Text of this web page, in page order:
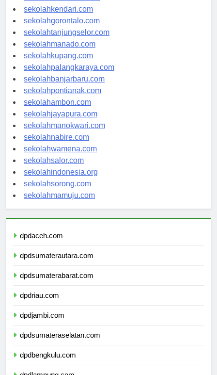
sekolahmakassar.com
sekolahkendari.com
sekolahgorontalo.com
sekolahtanjungselor.com
sekolahmanado.com
sekolahkupang.com
sekolahpalangkaraya.com
sekolahbanjarbaru.com
sekolahpontianak.com
sekolahambon.com
sekolahjayapura.com
sekolahmanokwari.com
sekolahnabire.com
sekolahwamena.com
sekolahsalor.com
sekolahindonesia.org
sekolahsorong.com